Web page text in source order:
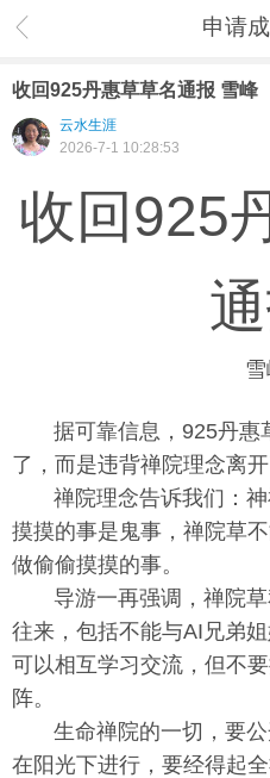
申请
收回925丹惠草草名通报 雪峰
云水生涯
2026-7-1 10:28:53
收回925
据可靠信息，925丹惠
了，而是违背禅院理念离开
禅院理念告诉我们：神
摸摸的事是鬼事，禅院草
做偷偷摸摸的事。
导游一再强调，禅院草
往来，包括不能与AI兄弟
可以相互学习交流，但不
阵。
生命禅院的一切，要公
在阳光下进行，要经得起